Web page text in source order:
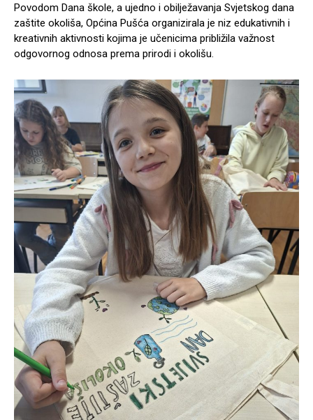
Povodom Dana škole, a ujedno i obilježavanja Svjetskog dana
zaštite okoliša, Općina Pušća organizirala je niz edukativnih i
kreativnih aktivnosti kojima je učenicima približila važnost
odgovornog odnosa prema prirodi i okolišu.